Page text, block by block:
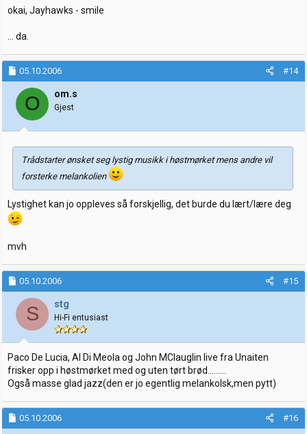
okai, Jayhawks - smile
... da.
05.10.2006 #14
O om.s
Gjest
Trådstarter ønsket seg lystig musikk i høstmørket mens andre vil
forsterke melankolien
Lystighet kan jo oppleves så forskjellig, det burde du lært/lære deg
mvh
05.10.2006 #15
S stg
Hi-Fi entusiast
Paco De Lucia, Al Di Meola og John MClauglin live fra Unaiten
frisker opp i høstmørket med og uten tørt brød.........
Også masse glad jazz(den er jo egentlig melankolsk,men pytt)
05.10.2006 #16